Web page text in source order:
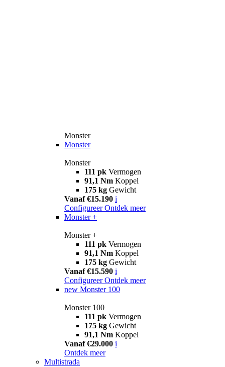
Monster
Monster
Monster
111 pk Vermogen
91,1 Nm Koppel
175 kg Gewicht
Vanaf €15.190 i
Configureer Ontdek meer
Monster +
Monster +
111 pk Vermogen
91,1 Nm Koppel
175 kg Gewicht
Vanaf €15.590 i
Configureer Ontdek meer
new Monster 100
Monster 100
111 pk Vermogen
175 kg Gewicht
91,1 Nm Koppel
Vanaf €29.000 i
Ontdek meer
Multistrada